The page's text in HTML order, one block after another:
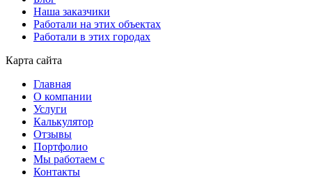
Наша заказчики
Работали на этих объектах
Работали в этих городах
Карта сайта
Главная
О компании
Услуги
Калькулятор
Отзывы
Портфолио
Мы работаем с
Контакты